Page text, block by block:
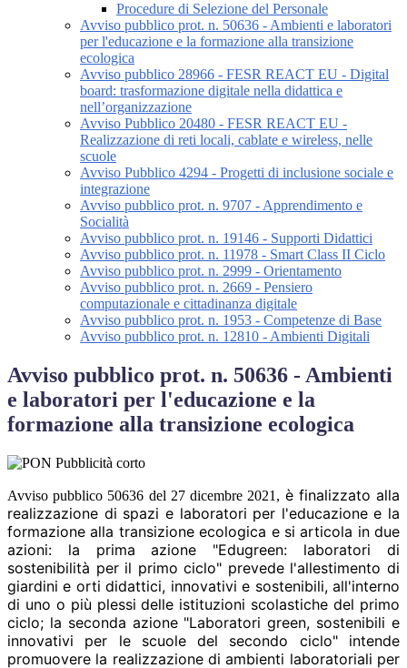
Procedure di Selezione del Personale
Avviso pubblico prot. n. 50636 - Ambienti e laboratori
per l'educazione e la formazione alla transizione
ecologica
Avviso pubblico 28966 - FESR REACT EU - Digital
board: trasformazione digitale nella didattica e
nell’organizzazione
Avviso Pubblico 20480 - FESR REACT EU -
Realizzazione di reti locali, cablate e wireless, nelle
scuole
Avviso Pubblico 4294 - Progetti di inclusione sociale e
integrazione
Avviso pubblico prot. n. 9707 - Apprendimento e
Socialità
Avviso pubblico prot. n. 19146 - Supporti Didattici
Avviso pubblico prot. n. 11978 - Smart Class II Ciclo
Avviso pubblico prot. n. 2999 - Orientamento
Avviso pubblico prot. n. 2669 - Pensiero
computazionale e cittadinanza digitale
Avviso pubblico prot. n. 1953 - Competenze di Base
Avviso pubblico prot. n. 12810 - Ambienti Digitali
Avviso pubblico prot. n. 50636 - Ambienti
e laboratori per l'educazione e la
formazione alla transizione ecologica
Avviso pubblico 50636 del 27 dicembre 2021, è finalizzato alla
realizzazione di spazi e laboratori per l'educazione e la
formazione alla transizione ecologica e si articola in due
azioni: la prima azione "Edugreen: laboratori di
sostenibilità per il primo ciclo" prevede l'allestimento di
giardini e orti didattici, innovativi e sostenibili, all'interno
di uno o più plessi delle istituzioni scolastiche del primo
ciclo; la seconda azione "Laboratori green, sostenibili e
innovativi per le scuole del secondo ciclo" intende
promuovere la realizzazione di ambienti laboratoriali per